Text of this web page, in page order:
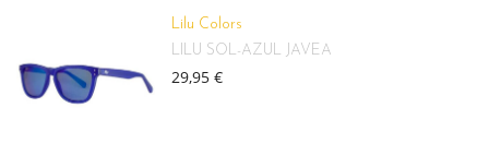
Lilu Colors
LILU SOL-AZUL JAVEA
29,95 €